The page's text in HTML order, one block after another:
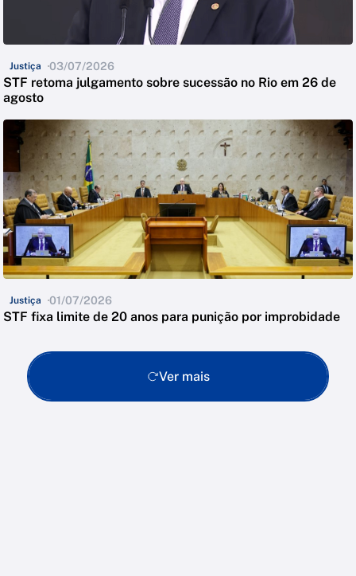
Justiça 03/07/2026
STF retoma julgamento sobre sucessão no Rio em 26 de
agosto
Justiça 01/07/2026
STF fixa limite de 20 anos para punição por improbidade
Ver mais